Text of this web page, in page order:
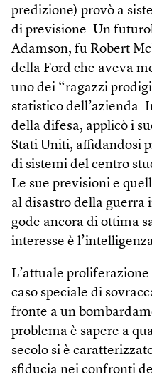
predizione) provò a
di previsione. Un
Adamson, fu Robert
della Ford che aveva
uno dei “ragazzi
statistico dell’azienda.
della difesa, applicò i
Stati Uniti, affidandosi
di sistemi del centro
Le sue previsioni e
al disastro della guerra
gode ancora di ottima
interesse è
L’attuale
caso speciale di
fronte a un
problema è sapere a
secolo si è
sfiducia nei confronti